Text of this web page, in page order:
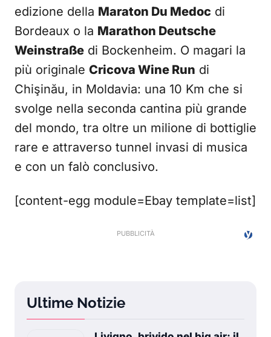
edizione della Maraton Du Medoc di
Bordeaux o la Marathon Deutsche
Weinstraße di Bockenheim. O magari la
più originale Cricova Wine Run di
Chişinău, in Moldavia: una 10 Km che si
svolge nella seconda cantina più grande
del mondo, tra oltre un milione di bottiglie
rare e attraverso tunnel invasi di musica
e con un falò conclusivo.
[content-egg module=Ebay template=list]
Ultime Notizie